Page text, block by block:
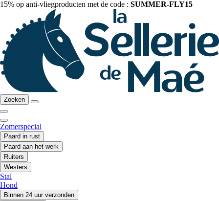
15% op anti-vliegproducten met de code : SUMMER-FLY15
Zoeken
Zomerspecial
Paard in rust
Paard aan het werk
Ruiters
Westers
Stal
Hond
Binnen 24 uur verzonden